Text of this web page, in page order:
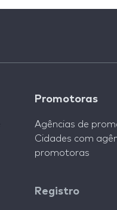
Promotoras
Agências de
Cidades com
promotoras
Registro